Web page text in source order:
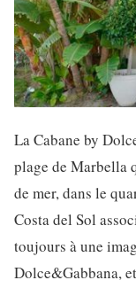
La Cabane by
plage de Marbella
de mer, dans le
Costa del Sol
toujours à une
Dolce&Gabbana,